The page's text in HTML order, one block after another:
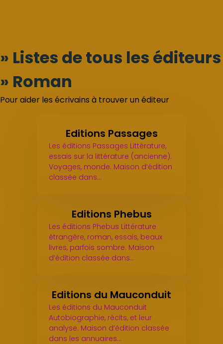
» Listes de tous les éditeurs
» Roman
Pour aider les écrivains à trouver un éditeur
Editions Passages
Les éditions Passages Littérature,
essais sur la littérature (ancienne).
Voyages, monde. Maison d’édition
classée dans…
Editions Phebus
Les éditions Phebus Littérature
étrangère, roman, essais, beaux
livres, parfois sombre. Maison
d’édition classée dans…
Editions du Mauconduit
Les éditions du Mauconduit
Autobiographie, récits, et leur
analyse. Maison d’édition classée
dans les annuaires…